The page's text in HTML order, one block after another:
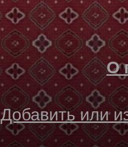
О
Добавить или